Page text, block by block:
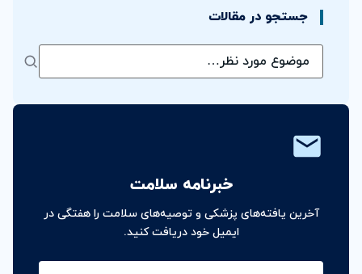
جستجو در مقالات
خبرنامه سلامت
آخرین یافته‌های پزشکی و توصیه‌های سلامت را هفتگی در
ایمیل خود دریافت کنید.
ایمیل